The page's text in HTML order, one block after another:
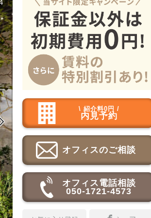
\ 紹介料0円 /
内見予約
オフィスのご相談
オフィス電話相談
050-1721-4573